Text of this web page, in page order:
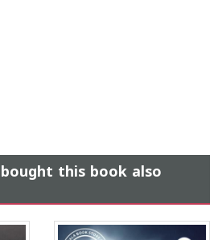
this book also